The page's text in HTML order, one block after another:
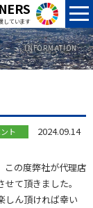
しています
INFORMATION
ト 2024.09.14
この度弊社が代理店
て頂きました。
しん頂ければ幸い